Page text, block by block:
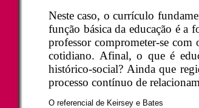
Neste caso, o currículo
função básica da educação é a
professor comprometer-se com
cotidiano. Afinal, o que é
histórico-social? Ainda que
processo contínuo de
O referencial de Keirsey e Bates